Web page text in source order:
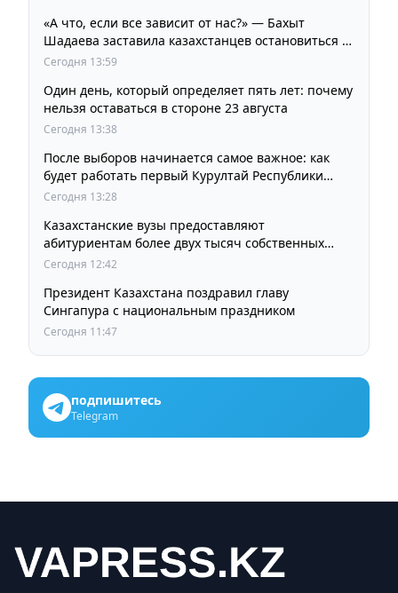
«А что, если все зависит от нас?» — Бахыт
Шадаева заставила казахстанцев остановиться и
задуматься
Сегодня 13:59
Один день, который определяет пять лет: почему
нельзя оставаться в стороне 23 августа
Сегодня 13:38
После выборов начинается самое важное: как
будет работать первый Курултай Республики
Казахстан
Сегодня 13:28
Казахстанские вузы предоставляют
абитуриентам более двух тысяч собственных
образовательных грантов
Сегодня 12:42
Президент Казахстана поздравил главу
Сингапура с национальным праздником
Сегодня 11:47
подпишитесь
Telegram